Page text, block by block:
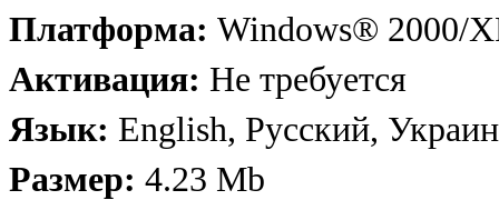
Платформа: Windows® 2000/
Активация: Не требуется
Язык: English, Русский,
Размер: 4.23 Mb